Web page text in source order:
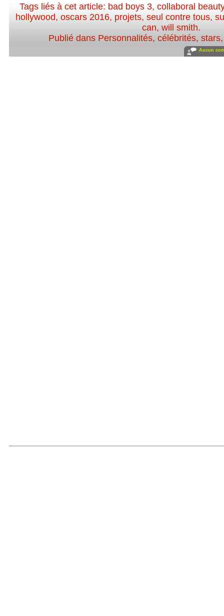
Tags liés à cet article: bad boys 3,collaboral
hollywood,oscars 2016, projets,seul contre tous,
can,will smith.
Publié dans Personnalités, célébrités, stars
Aucun